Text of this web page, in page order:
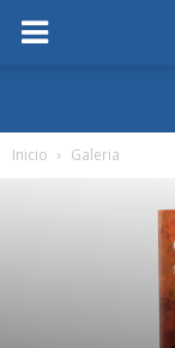
Inicio Galeria